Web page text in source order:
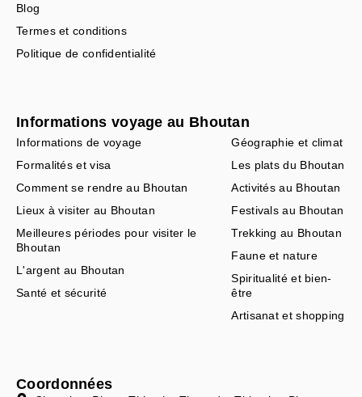
Blog
Termes et conditions
Politique de confidentialité
Informations voyage au Bhoutan
Informations de voyage
Formalités et visa
Comment se rendre au Bhoutan
Lieux à visiter au Bhoutan
Meilleures périodes pour visiter le
Bhoutan
L'argent au Bhoutan
Santé et sécurité
Géographie et climat
Les plats du Bhoutan
Activités au Bhoutan
Festivals au Bhoutan
Trekking au Bhoutan
Faune et nature
Spiritualité et bien-
être
Artisanat et shopping
Coordonnées